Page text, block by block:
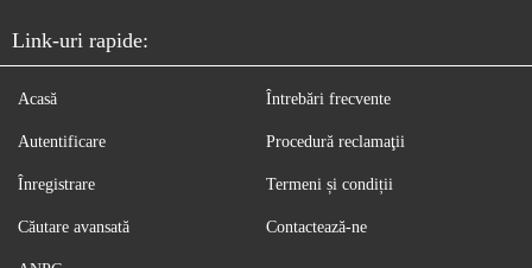
Link-uri rapide:
Acasă
Autentificare
Înregistrare
Căutare avansată
Întrebări frecvente
Procedură reclamaţii
Termeni și condiții
Contactează-ne